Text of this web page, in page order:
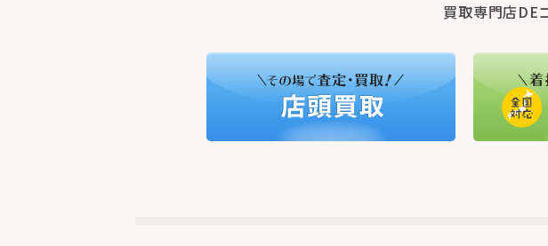
買取専門店DE